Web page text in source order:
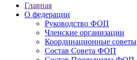
Главная
О федерации
Руководство ФОП
Членские организации
Координационные советы
Состав Совета ФОП